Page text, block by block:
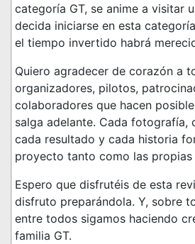
categoría GT, se anime a visitar
decida iniciarse en esta
el tiempo invertido habrá
Quiero agradecer de corazón a
organizadores, pilotos,
colaboradores que hacen
salga adelante. Cada fotografía,
cada resultado y cada historia
proyecto tanto como las propias
Espero que disfrutéis de esta
disfruto preparándola. Y, sobre
entre todos sigamos haciendo
familia GT.